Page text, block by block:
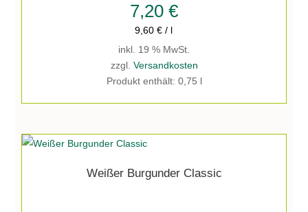
7,20 €
9,60€ / l
inkl. 19 % MwSt.
zzgl. Versandkosten
Produkt enthält: 0,75 l
Weißer Burgunder Classic